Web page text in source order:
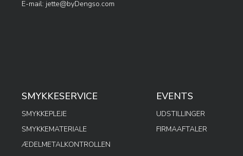
E-mail: jette@byDengso.com
SMYKKESERVICE
SMYKKEPLEJE
SMYKKEMATERIALE
ÆDELMETALKONTROLLEN
EVENTS
UDSTILLINGER
FIRMAAFTALER